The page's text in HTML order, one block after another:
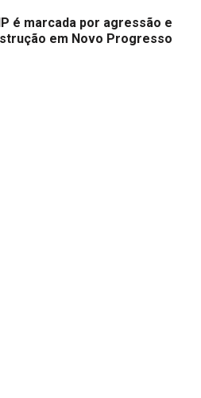
é marcada por agressão e
em Novo Progresso